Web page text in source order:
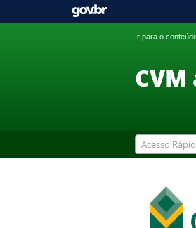
Ir para o
CVM
Acesso